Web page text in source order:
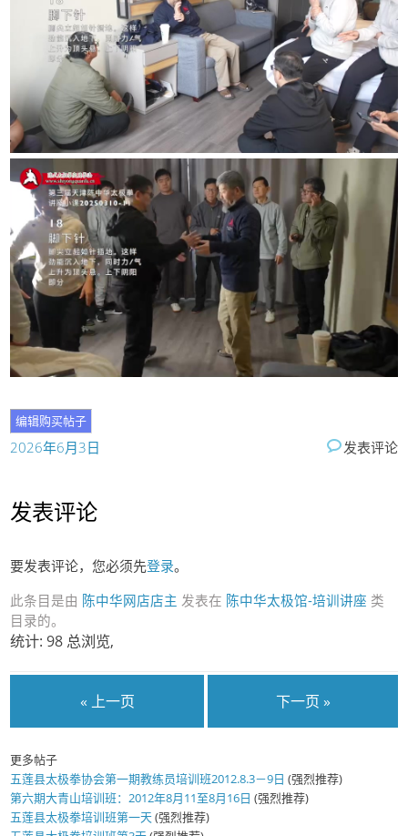
2026年6月3日 发表评论
发表评论
要发表评论，您必须先登录。
此条目是由 陈中华网店店主 发表在 陈中华太极馆-培训讲座 类
目录的。
统计: 98 总浏览,
« 上一页 下一页 »
更多帖子
五莲县太极拳协会第一期教练员培训班2012.8.3－9日 (强烈推荐)
第六期大青山培训班：2012年8月11至8月16日 (强烈推荐)
五莲县太极拳培训班第一天(强烈推荐)